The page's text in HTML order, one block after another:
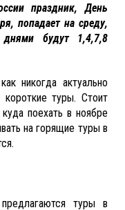
праздник, День
попадает на среду,
днями будут 1,4,7,8
никогда актуально
туры. Стоит
поехать в ноябре
на горящие туры в
туры в